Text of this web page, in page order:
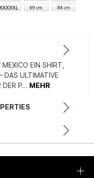
EIN SHIRT,
DAS ULTIMATIVE
DER P… MEHR